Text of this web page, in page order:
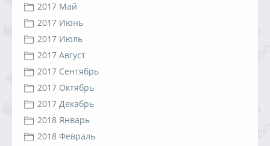
2017 Май
2017 Июнь
2017 Июль
2017 Август
2017 Сентябрь
2017 Октябрь
2017 Декабрь
2018 Январь
2018 Февраль